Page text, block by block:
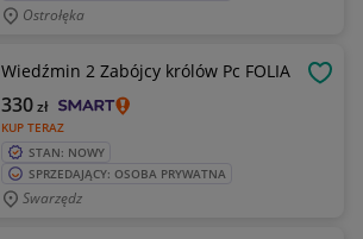
Ostrołęka
Wiedźmin 2 Zabójcy królów Pc FOLIA
KUP TERAZ
330zł
STAN: NOWY
SPRZEDAJĄCY: OSOBA PRYWATNA
Swarzędz